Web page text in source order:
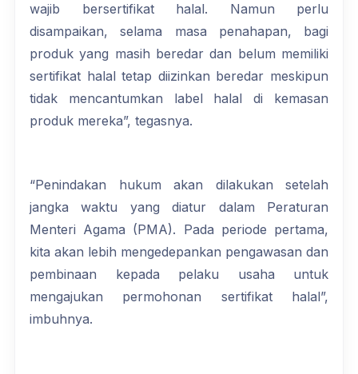
wajib bersertifikat halal. Namun perlu
disampaikan, selama masa penahapan, bagi
produk yang masih beredar dan belum memiliki
sertifikat halal tetap diizinkan beredar meskipun
tidak mencantumkan label halal di kemasan
produk mereka”, tegasnya.
“Penindakan hukum akan dilakukan setelah
jangka waktu yang diatur dalam Peraturan
Menteri Agama (PMA). Pada periode pertama,
kita akan lebih mengedepankan pengawasan dan
pembinaan kepada pelaku usaha untuk
mengajukan permohonan sertifikat halal”,
imbuhnya.